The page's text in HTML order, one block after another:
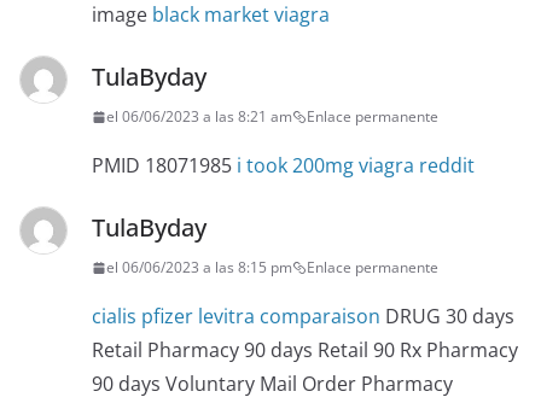
image black market viagra
TulaByday
el 06/06/2023 a las 8:21 am Enlace permanente
PMID 18071985 i took 200mg viagra reddit
TulaByday
el 06/06/2023 a las 8:15 pm Enlace permanente
cialis pfizer levitra comparaison DRUG 30 days
Retail Pharmacy 90 days Retail 90 Rx Pharmacy
90 days Voluntary Mail Order Pharmacy